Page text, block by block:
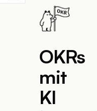
OKRs
mit
KI